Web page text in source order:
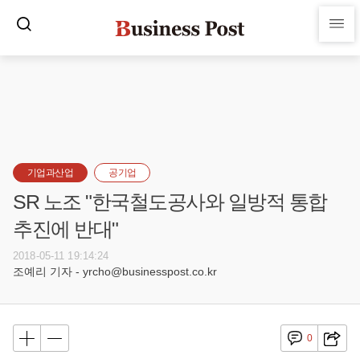
기업과산업 공기업
SR 노조 "한국철도공사와 일방적 통합
추진에 반대"
2018-05-11 19:14:24
조예리 기자 - yrcho@businesspost.co.kr
0